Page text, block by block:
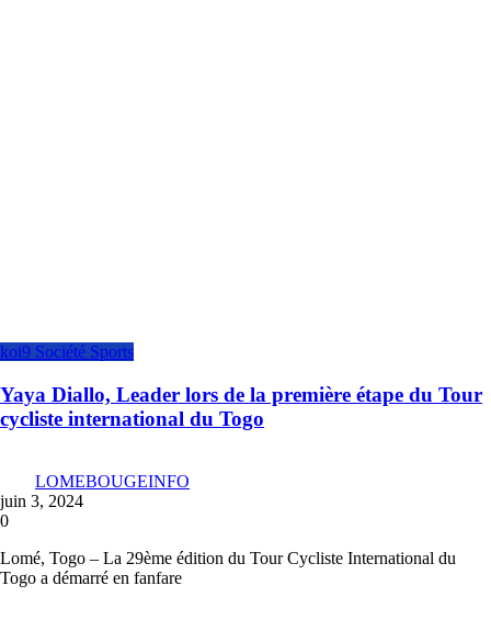
koi9 Société Sports
Yaya Diallo, Leader lors de la première étape du Tour
cycliste international du Togo
LOMEBOUGEINFO
juin 3, 2024
0
Lomé, Togo – La 29ème édition du Tour Cycliste International du
Togo a démarré en fanfare